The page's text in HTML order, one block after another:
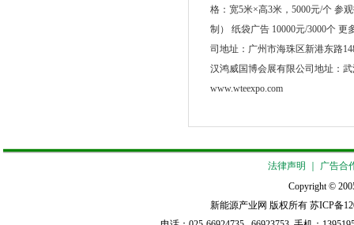
格：宽5米×高3米，5000元/个 参
制） 纸袋广告 10000元/3000个
司地址：广州市海珠区新港东路
汉鸿威国博会展有限公司地址：
www.wteexpo.com
法律声明
广告合
Copyright ©
新能源产业网 版权所有 苏ICP备